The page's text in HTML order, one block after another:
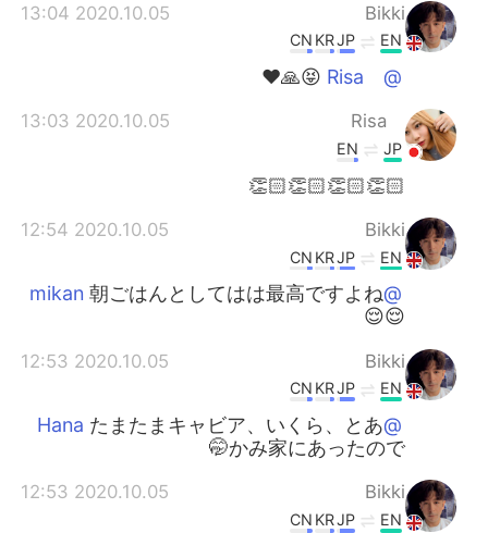
Bikki
2020.10.05 13:04
EN
JP
KR
CN
@ Risa
😝🙏❤️
2020.10.05 13:03
JP
EN
👏🏻👏🏻👏🏻👏🏻
Bikki
2020.10.05 12:54
EN
JP
KR
CN
@mikan
朝ごはんとしてはは最高ですよね
😌😌
Bikki
2020.10.05 12:53
EN
JP
KR
CN
@Hana
たまたまキャビア、いくら、とあ
かみ家にあったので🤭
Bikki
2020.10.05 12:53
EN
JP
KR
CN